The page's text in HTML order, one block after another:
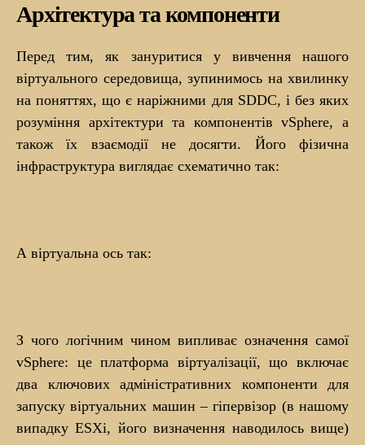
Архітектура та компоненти
Перед тим, як зануритися у вивчення нашого
віртуального середовища, зупинимось на хвилинку
на поняттях, що є наріжними для SDDC, і без яких
розуміння архітектури та компонентів vSphere, а
також їх взаємодії не досягти. Його фізична
інфраструктура виглядає схематично так:
А віртуальна ось так:
З чого логічним чином випливає означення самої
vSphere: це платформа віртуалізації, що включає
два ключових адміністративних компоненти для
запуску віртуальних машин – гіпервізор (в нашому
випадку ESXi, його визначення наводилось вище)